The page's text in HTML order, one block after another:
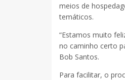
meios de
temáticos.
“Estamos muito
no caminho certo
Bob Santos.
Para facilitar, o